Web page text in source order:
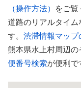
（操作方法）
をご覧
道路のリアルタイ
す。 渋滞情報マッ
熊本県水上村周辺
便番号検索が便利で